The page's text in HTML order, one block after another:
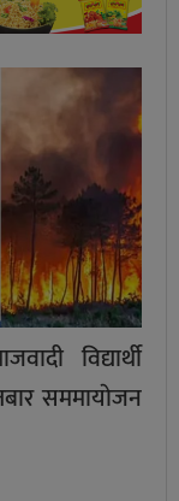
विद्यार्थी
सममायाेजन